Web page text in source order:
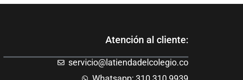
Atención al cliente:
servicio@latiendadelcolegio.co